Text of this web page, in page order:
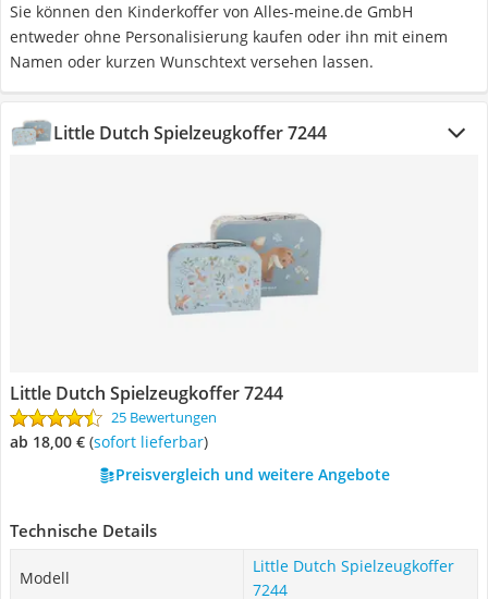
Sie können den Kinderkoffer von Alles-meine.de GmbH
entweder ohne Personalisierung kaufen oder ihn mit einem
Namen oder kurzen Wunschtext versehen lassen.
Little Dutch Spielzeugkoffer 7244
Little Dutch Spielzeugkoffer 7244
25 Bewertungen
ab 18,00 € ( Sofort lieferbar)
Preisvergleich und weitere Angebote
Technische Details
Modell
Little Dutch Spielzeugkoffer
7244